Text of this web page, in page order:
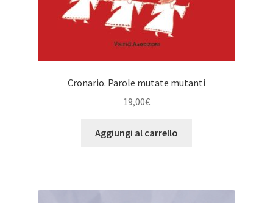
Cronario. Parole mutate mutanti
19,00€
Aggiungi al carrello